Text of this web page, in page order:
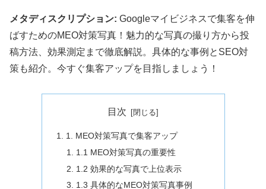
メタディスクリプション: Googleマイビジネスで集客を伸
ばすためのMEO対策写真！魅力的な写真の撮り方から投
稿方法、効果測定まで徹底解説。具体的な事例とSEO対
策も紹介。今すぐ集客アップを目指しましょう！
目次
1. MEO対策写真で集客アップ
1.1 MEO対策写真の重要性
1.2 効果的な写真で上位表示
1.3 具体的なMEO対策写真事例